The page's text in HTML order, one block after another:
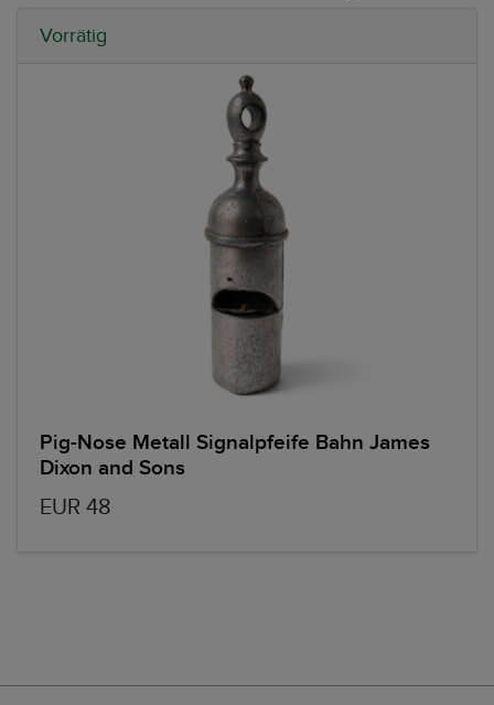
Vorrätig
Pig-Nose Metall Signalpfeife Bahn James
Dixon and Sons
EUR 48